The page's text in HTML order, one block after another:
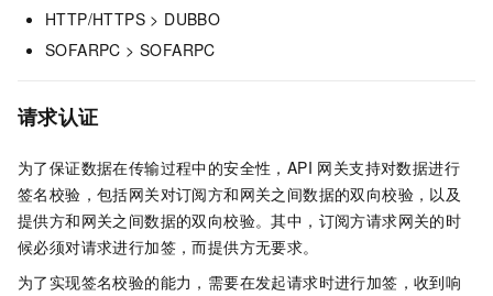
HTTP/HTTPS > DUBBO
SOFARPC > SOFARPC
请求认证
为了保证数据在传输过程中的安全性，API 网关支持对数据进行
签名校验，包括网关对订阅方和网关之间数据的双向校验，以及
提供方和网关之间数据的双向校验。其中，订阅方请求网关的时
候必须对请求进行加签，而提供方无要求。
为了实现签名校验的能力，需要在发起请求时进行加签，收到响